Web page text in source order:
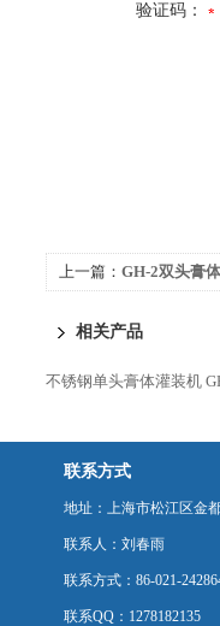
验证码：
上一篇： GH-2双头膏
相关产品
不锈钢单头膏体灌装机
联系方式
地址：上海市松江区金
联系人：刘春雨
联系方式：86-021-
联系QQ：1278182135